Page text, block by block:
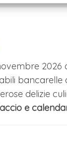
stabilimento
aziendale
di
PASSO DAL
propria
2026
delizie
e